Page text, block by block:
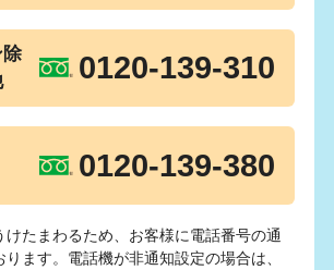
0120-139-310
0120-139-380
けたまわるため、お客様に電話番号の通
ます。電話機が非通知設定の場合は、